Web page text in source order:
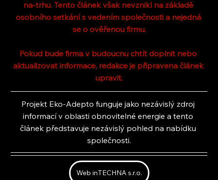
na-trhu. Tento článek však nevznikl na základě
osobního setkání s vedením společnosti a nejedná
se o ověřenou firmu.
Pokud bude firma v budoucnu chtít doplnit nebo
aktualizovat informace, redakce je připravena článek
upravit.
Projekt Eko-Adepto funguje jako nezávislý zdroj
informací v oblasti obnovitelné energie a tento
článek představuje nezávislý pohled na nabídku
společnosti.
Web inTECHNA s.r.o.